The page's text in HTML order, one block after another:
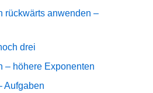
rückwärts anwenden –
drei
– höhere Exponenten
Aufgaben